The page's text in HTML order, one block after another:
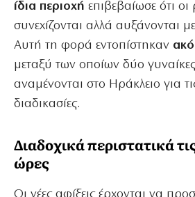
ίδια περιοχή επιβεβαίωσε ότι
συνεχίζονται αλλά αυξάνονται
Αυτή τη φορά εντοπίστηκαν
μεταξύ των οποίων δύο
αναμένονται στο Ηράκλειο για
διαδικασίες.
Διαδοχικά περιστατικά
ώρες